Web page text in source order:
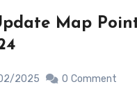
Map
2025 0 Comment